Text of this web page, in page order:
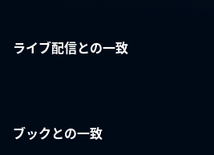
ライブ配信との一致
ブックとの一致